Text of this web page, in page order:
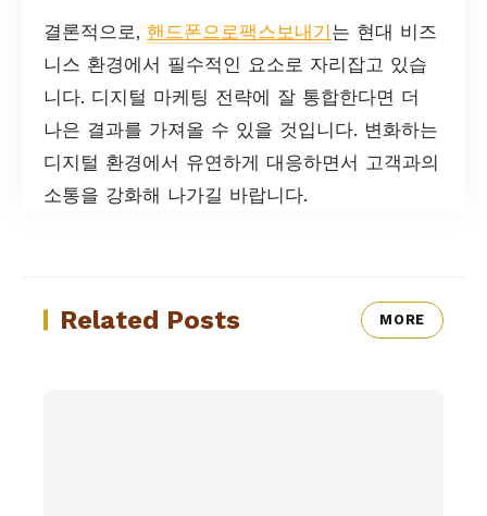
결론적으로, 핸드폰으로팩스보내기는 현대 비즈
니스 환경에서 필수적인 요소로 자리잡고 있습
니다. 디지털 마케팅 전략에 잘 통합한다면 더
나은 결과를 가져올 수 있을 것입니다. 변화하는
디지털 환경에서 유연하게 대응하면서 고객과의
소통을 강화해 나가길 바랍니다.
Related Posts MORE